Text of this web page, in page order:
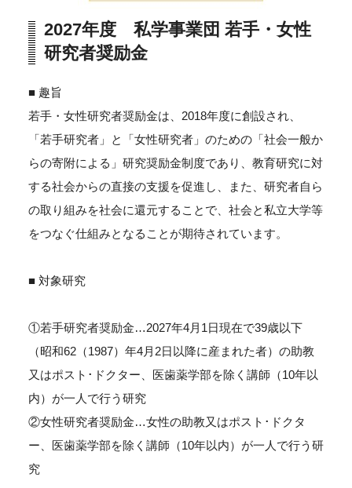
2027年度 私学事業団 若手・女性
研究者奨励金
■ 趣旨
若手・女性研究者奨励金は、2018年度に創設され、
「若手研究者」と「女性研究者」のための「社会一般か
らの寄附による」研究奨励金制度であり、教育研究に対
する社会からの直接の支援を促進し、また、研究者自ら
の取り組みを社会に還元することで、社会と私立大学等
をつなぐ仕組みとなることが期待されています。
■ 対象研究
①若手研究者奨励金…2027年4月1日現在で39歳以下
（昭和62（1987）年4月2日以降に産まれた者）の助教
又はポスト･ドクター、医歯薬学部を除く講師（10年以
内）が一人で行う研究
②女性研究者奨励金…女性の助教又はポスト･ドクタ
ー、医歯薬学部を除く講師（10年以内）が一人で行う研
究